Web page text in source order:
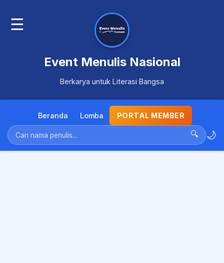
☰
Event Menulis Nasional
Berkarya untuk Literasi Bangsa
Beranda Lomba PORTAL MEMBER
🔍 🌙